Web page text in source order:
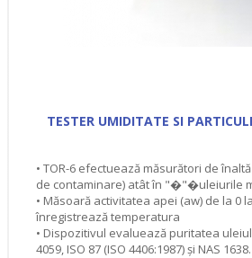
TESTER UMIDITATE SI
• TOR-6 efectuează măsurători de
de contaminare) atât în "�"�uleiurile
• Măsoară activitatea apei (aw) de la 0
înregistrează temperatura
• Dispozitivul evaluează puritatea
4059, ISO 87 (ISO 4406:1987) şi NAS 1638.